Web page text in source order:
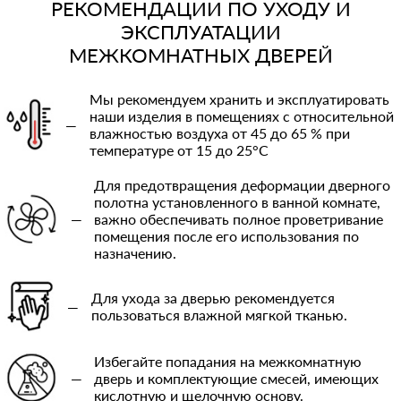
РЕКОМЕНДАЦИИ ПО УХОДУ И
ЭКСПЛУАТАЦИИ
МЕЖКОМНАТНЫХ ДВЕРЕЙ
—
Мы рекомендуем хранить и эксплуатировать
наши изделия в помещениях с относительной
влажностью воздуха от 45 до 65 % при
температуре от 15 до 25°C
—
Для предотвращения деформации дверного
полотна установленного в ванной комнате,
важно обеспечивать полное проветривание
помещения после его использования по
назначению.
—
Для ухода за дверью рекомендуется
пользоваться влажной мягкой тканью.
—
Избегайте попадания на межкомнатную
дверь и комплектующие смесей, имеющих
кислотную и щелочную основу.